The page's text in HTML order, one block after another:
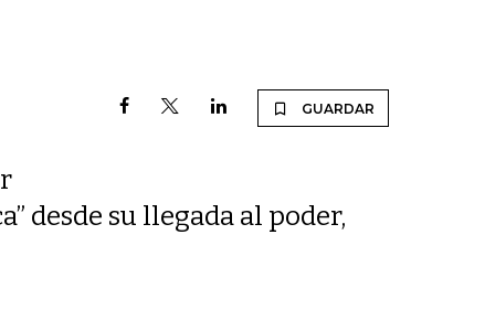
GUARDAR
desde su llegada al poder,